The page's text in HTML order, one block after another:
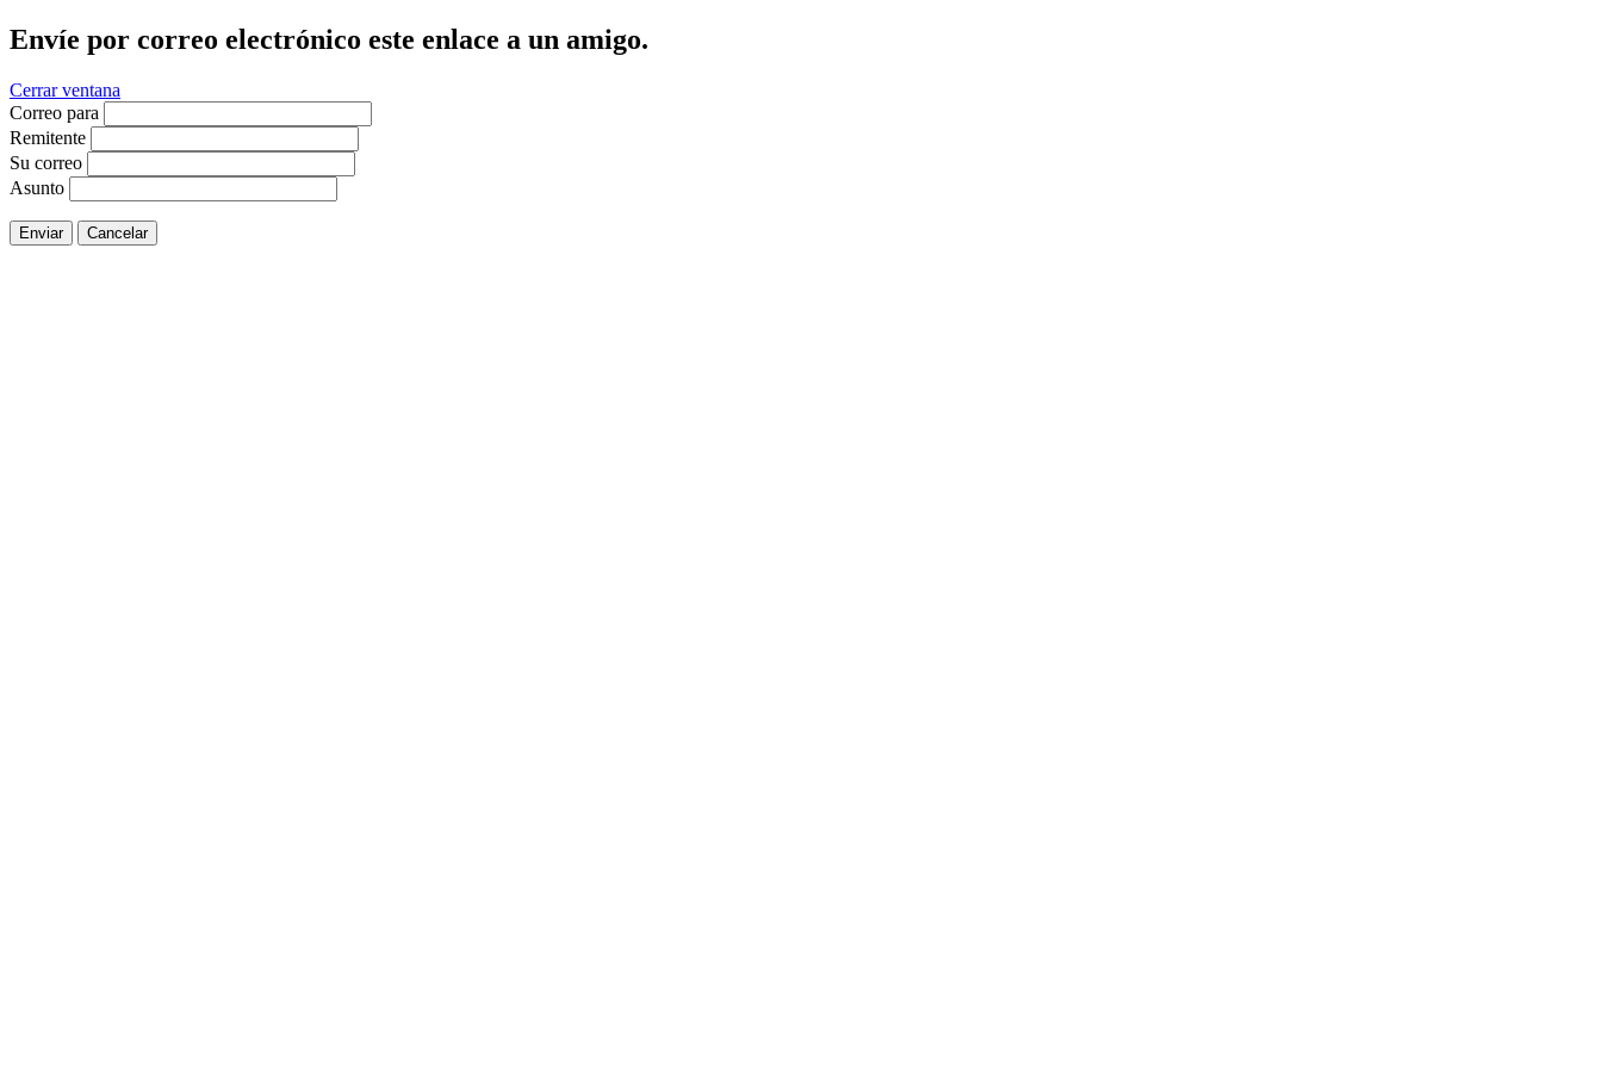
Envíe por correo electrónico este enlace a un amigo.
Cerrar ventana
Correo para
Remitente
Su correo
Asunto
Enviar Cancelar